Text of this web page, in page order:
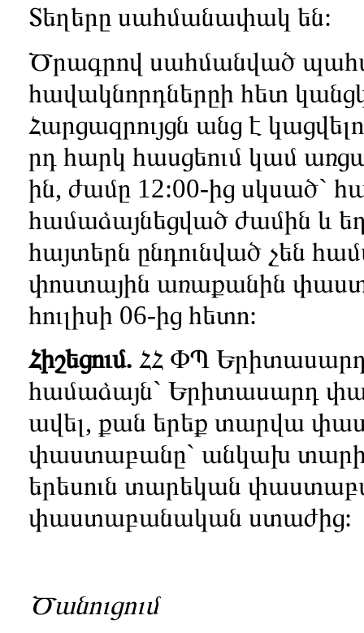
Տեղերը սահմանափակ են:
Ծրագրով սահմանված
հավակնորդներըի հետ
Հարցազրույցն անց է
րդ հարկ հասցեում կամ
ին, ժամը 12:00-ից սկսած`
համաձայնեցված ժամին և
հայտերն ընդունված չեն
փոստային առաքանին
հուլիսի 06-ից հետո:
Հիշեցում. ՀՀ ՓՊ
համաձայն` Երիտասարդ
ավել, քան երեք տարվա
փաստաբանը` անկախ
երեսուն տարեկան
փաստաբանական ստաժից:
Ծանուցում